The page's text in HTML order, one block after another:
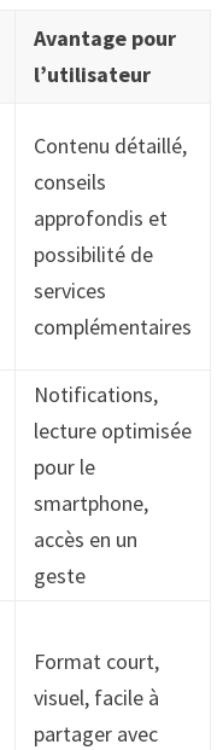
Avantage pour
l’utilisateur
Contenu détaillé,
conseils
approfondis et
possibilité de
services
complémentaires
Notifications,
lecture optimisée
pour le
smartphone,
accès en un
geste
Format court,
visuel, facile à
partager avec